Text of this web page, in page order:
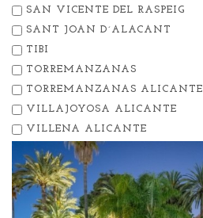
SAN VICENTE DEL RASPEIG
SANT JOAN D´ALACANT
TIBI
TORREMANZANAS
TORREMANZANAS ALICANTE
VILLAJOYOSA ALICANTE
VILLENA ALICANTE